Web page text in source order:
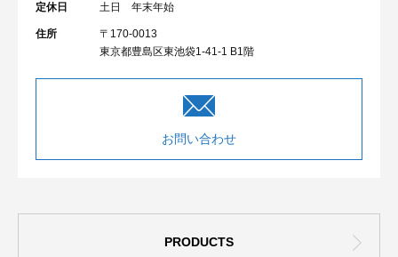
定休日 土日 年末年始
住所
〒170-0013
東京都豊島区東池袋1-41-1 B1階
お問い合わせ
PRODUCTS